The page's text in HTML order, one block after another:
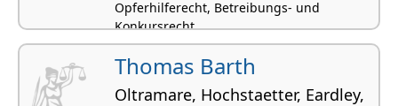
Opferhilferecht, Betreibungs- und
Konkursrecht
Thomas Barth
Oltramare, Hochstaetter, Eardley,